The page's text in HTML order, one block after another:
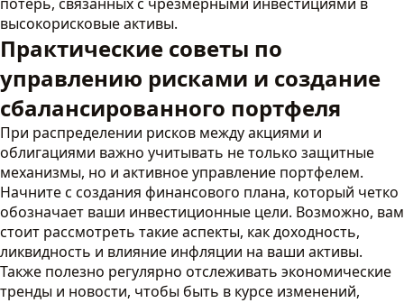
высокорисковые активы.
Практические советы по
управлению рисками и создание
сбалансированного портфеля
При распределении рисков между акциями и
облигациями важно учитывать не только защитные
механизмы, но и активное управление портфелем.
Начните с создания финансового плана, который четко
обозначает ваши инвестиционные цели. Возможно, вам
стоит рассмотреть такие аспекты, как доходность,
ликвидность и влияние инфляции на ваши активы.
Также полезно регулярно отслеживать экономические
тренды и новости, чтобы быть в курсе изменений,